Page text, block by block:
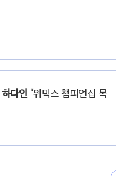
하다인 “위믹스 챔피언십 목